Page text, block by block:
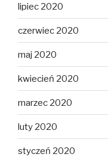
lipiec 2020
czerwiec 2020
maj 2020
kwiecień 2020
marzec 2020
luty 2020
styczeń 2020